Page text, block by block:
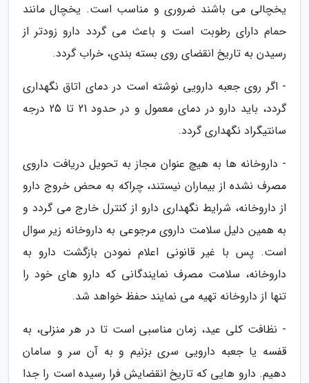
یخچالی می باشند ضروری و مناسب است. یخچال مانند
حمام دارای رطوبت است و باعث می گردد دارو زودتر از
رسیدن به تاریخ انقضای روی بسته بندی، خراب گردد.
- اگر روی جعبه دارویی نوشته است در دمای اتاق نگهداری
گردد، باید دارو در دمای معمول و در حدود 21 تا 25 درجه
سانتیگراد نگهداری گردد.
- داروخانه ها به هیچ عنوان مجاز به تحویل دریافت داروی
مصرف نشده از بیماران نیستند، چراکه به محض خروج دارو
از داروخانه، شرایط نگهداری دارو از کنترل خارج می گردد و
به همین دلیل سلامت داروی مرجوعی به داروخانه زیر سوال
است. پس با غیر قانونی اعلام نمودن بازگشت دارو به
داروخانه، سلامت مصرف نمایندگانی که دارو های خود را
تنها از داروخانه تهیه می نمایند حفظ خواهد شد.
- نظافت کلی عید، زمان مناسبی است تا در هر منزلی، به
قفسه یا جعبه دارویی سری بزنیم و به آن سر و سامان
دهیم. دارو هایی که تاریخ انقضایش فرا رسیده است را جدا